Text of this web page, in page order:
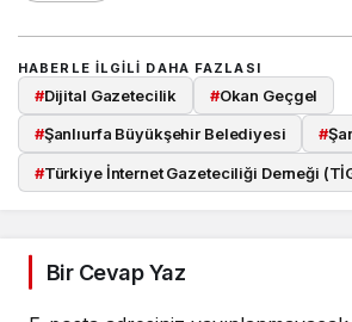
HABERLE ILGILI DAHA FAZLASI
#Dijital Gazetecilik #Okan Geçgel
#Şanlıurfa Büyükşehir Belediyesi #
#Türkiye İnternet Gazeteciliği Derneği
Bir Cevap Yaz